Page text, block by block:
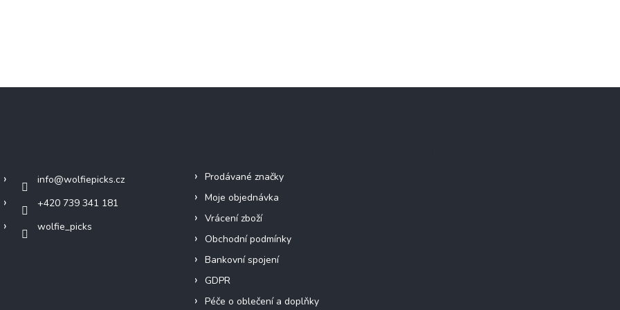
info@wolfiepicks.cz
+420 739 341 181
wolfie_picks
Prodávané značky
Moje objednávka
Vrácení zboží
Obchodní podmínky
Bankovní spojení
GDPR
Péče o oblečení a doplňky